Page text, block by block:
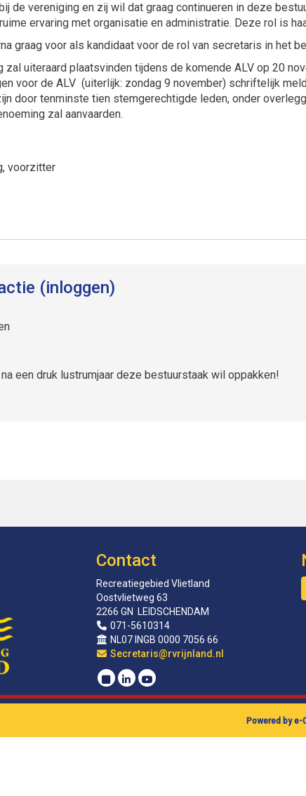
de vereniging en zij wil dat graag continueren in deze
ervaring met organisatie en administratie. Deze rol is
graag voor als kandidaat voor de rol van secretaris in het
zal uiteraard plaatsvinden tijdens de komende ALV op 20
voor de ALV (uiterlijk: zondag 9 november) schriftelijk
door tenminste tien stemgerechtigde leden, onder
zal aanvaarden.
voorzitter
(inloggen)
een druk lustrumjaar deze bestuurstaak wil oppakken!
Contact
Recreatiegebied Vlietland
Oostvlietweg 63
2266 GN LEIDSCHENDAM
071-5610314
NL07 INGB 0000 7056 66
siraterceS@rvrijnland.nl
Powered by e-